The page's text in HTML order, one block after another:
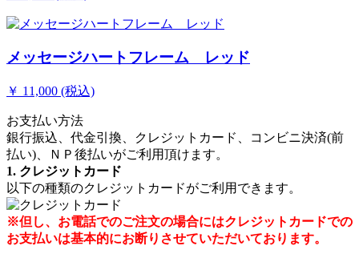
メッセージハートフレーム レッド
￥ 11,000 (税込)
お支払い方法
銀行振込、代金引換、クレジットカード、コンビニ決済(前
払い)、ＮＰ後払いがご利用頂けます。
1. クレジットカード
以下の種類のクレジットカードがご利用できます。
※但し、お電話でのご注文の場合にはクレジットカードでの
お支払いは基本的にお断りさせていただいております。